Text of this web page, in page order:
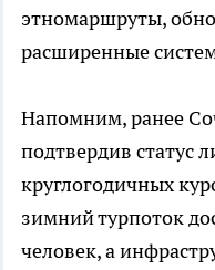
этномаршруты,
расширенные
Напомним, ранее
подтвердив статус
круглогодичных
зимний турпоток
человек, а